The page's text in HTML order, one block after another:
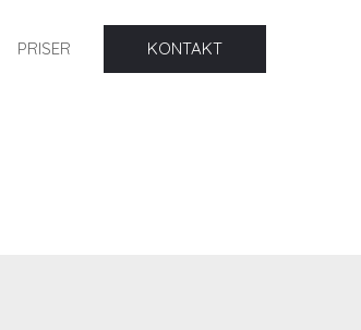
PRISER KONTAKT